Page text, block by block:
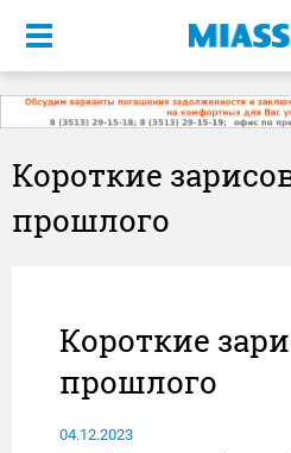
Меню
Короткие
прошлого
Короткие
прошлого
04.12.2023